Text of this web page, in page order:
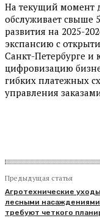
На текущий момент
обслуживает свыше
развития на 2025-
экспансию с
Санкт-Петербурге и
цифровизацию
гибких платежных
управления
Предыдущая статья
Агротехнические
лесными насаждениями
требуют четкого